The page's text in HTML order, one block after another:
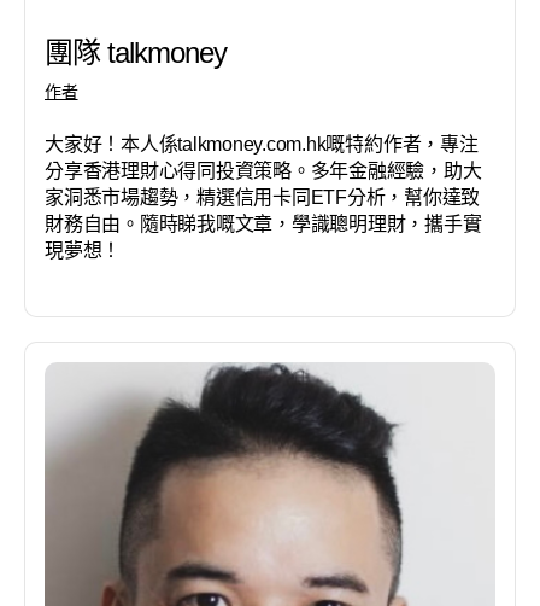
團隊 talkmoney
作者
大家好！本人係talkmoney.com.hk嘅特約作者，專注
分享香港理財心得同投資策略。多年金融經驗，助大
家洞悉市場趨勢，精選信用卡同ETF分析，幫你達致
財務自由。隨時睇我嘅文章，學識聰明理財，攜手實
現夢想！